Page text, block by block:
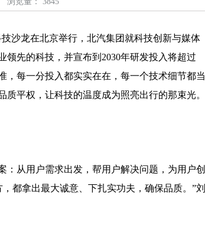
沙龙在北京举行，北汽集团就科技创新与媒体
领先的科技，并宣布到2030年研发投入将超过
，每一分投入都实实在在，每一个技术细节都当
平权，让科技的温度成为照亮出行的那束光。
：从用户需求出发，帮用户解决问题，为用户创
都拿出最大诚意、下扎实功夫，确保品质。”刘